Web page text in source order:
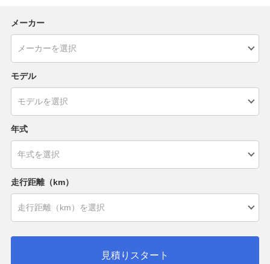
メーカー
モデル
年式
走行距離（km）
見積りスタート